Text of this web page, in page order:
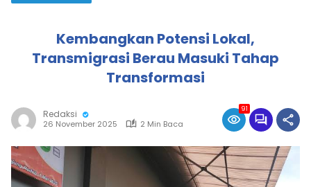
Kembangkan Potensi Lokal,
Transmigrasi Berau Masuki Tahap
Transformasi
Redaksi
26 November 2025 2 Min Baca
91